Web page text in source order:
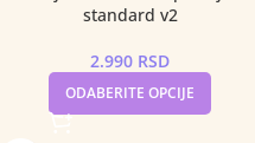
standard v2
2.990 RSD
ODABERITE OPCIJE